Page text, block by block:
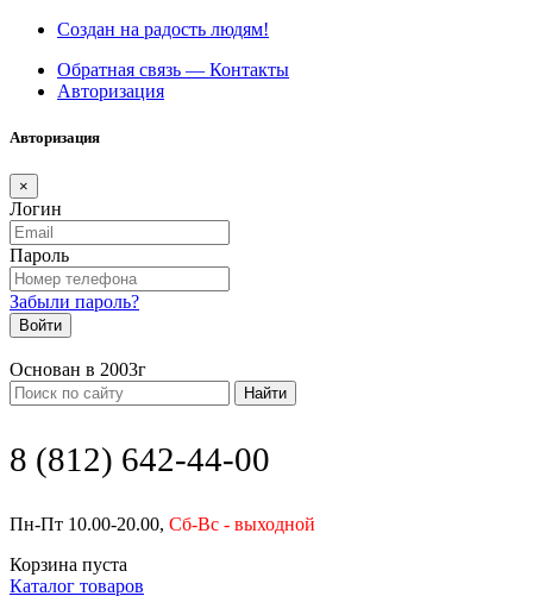
Создан на радость людям!
Обратная связь — Контакты
Авторизация
Авторизация
×
Логин
Пароль
Забыли пароль?
Войти
Основан в 2003г
Найти
8 (812) 642-44-00
Пн-Пт 10.00-20.00, Сб-Вс - выходной
Корзина пуста
Каталог товаров